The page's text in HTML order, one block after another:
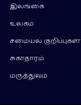
இலங்கை
உலகம்
சமையல் குறிப்புகள்
சுகாதாரம்
மருத்துவம்